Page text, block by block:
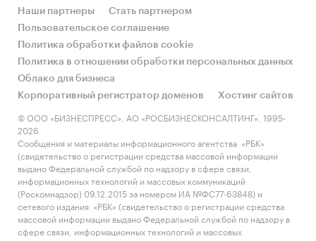
Наши партнеры
Стать партнером
Пользовательское соглашение
Политика обработки файлов cookie
Политика в отношении обработки персональных данных
Облако для бизнеса
Корпоративный регистратор доменов
Хостинг сайтов
© ООО «БИЗНЕСПРЕСС», АО «РОСБИЗНЕСКОНСАЛТИНГ», 1995-
2026.
Сообщения и материалы информационного агентства «РБК»
(свидетельство о регистрации средства массовой информации
выдано Федеральной службой по надзору в сфере связи,
информационных технологий и массовых коммуникаций
(Роскомнадзор) 09.12.2015 за номером ИА №ФС77-63848) и
сетевого издания «РБК» (свидетельство о регистрации средства
массовой информации выдано Федеральной службой по надзору в
сфере связи, информационных технологий и массовых